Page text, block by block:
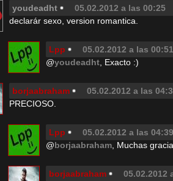
youdeadht
05.02.2012 a las 00:25
declarár sexo, version romantica.
Lpp
05.02.2012 a las 00:51
@youdeadht , Exacto :)
borjaabraham
05.02.2012 a las
PRECIOSO.
Lpp
05.02.2012 a las 04:39
@borjaabraham , Muchas
borjaabraham
05.02.2012